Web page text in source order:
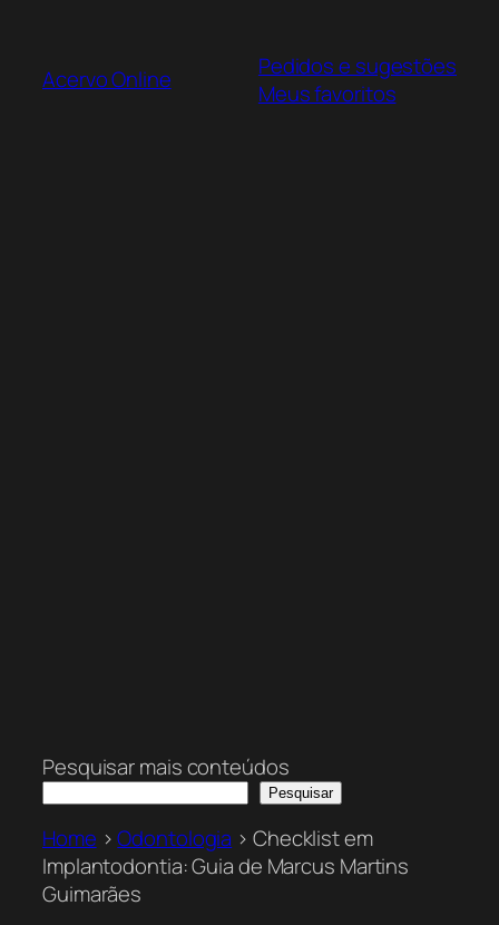
Acervo Online
Pedidos e sugestões
Meus favoritos
Pesquisar mais conteúdos
Pesquisar
Home >Odontologia > Checklist em
Implantodontia: Guia de Marcus Martins
Guimarães